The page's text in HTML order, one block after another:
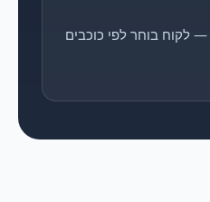
לקוח בוחר לפי כוכבים